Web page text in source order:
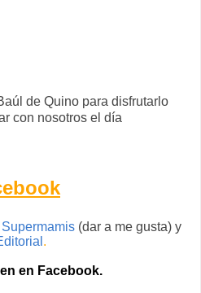
de Quino para disfrutarlo
con nosotros el día
Supermamis (dar a me gusta) y
.
en Facebook.